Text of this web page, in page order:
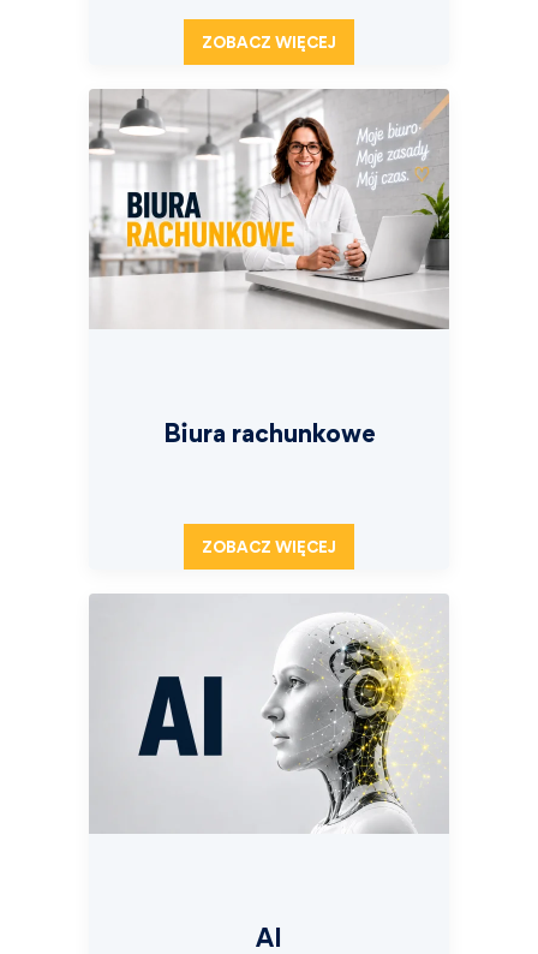
ZOBACZ WIĘCEJ
Biura rachunkowe
ZOBACZ WIĘCEJ
AI